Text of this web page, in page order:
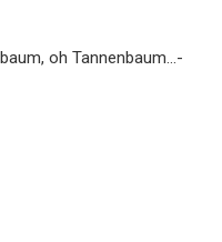
oh Tannenbaum…-